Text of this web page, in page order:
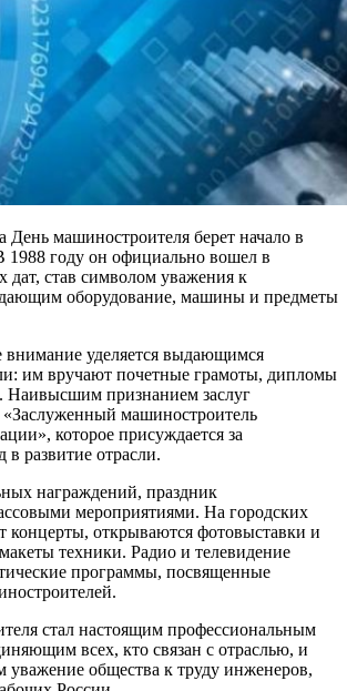
День машиностроителя берет начало в
1988 году он официально вошел в
дат, став символом уважения к
оборудование, машины и предметы
внимание уделяется выдающимся
им вручают почетные грамоты, дипломы
Наивысшим признанием заслуг
«Заслуженный машиностроитель
которое присуждается за
развитие отрасли.
награждений, праздник
мероприятиями. На городских
концерты, открываются фотовыставки и
техники. Радио и телевидение
программы, посвященные
стал настоящим профессиональным
всех, кто связан с отраслью, и
общества к труду инженеров,